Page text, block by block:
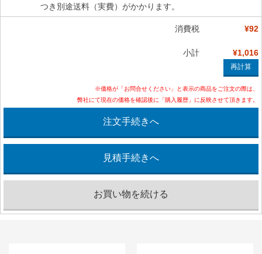
つき別途送料（実費）がかかります。
消費税 ¥92
小計 ¥1,016
※価格が「お問合せください」と表示の商品をご注文の際は、
弊社にて現在の価格を確認後に「購入履歴」に反映させて頂きます。